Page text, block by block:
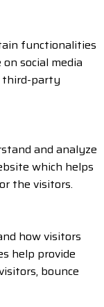
functionalities
social media
third-party
and analyze
which helps
the visitors.
how visitors
help provide
bounce